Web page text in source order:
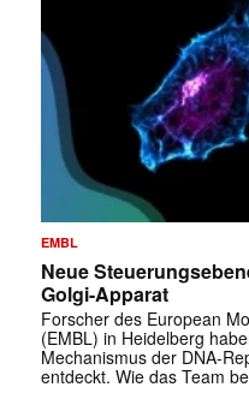
EMBL
Neue
Golgi-Apparat
Forscher des European
(EMBL) in Heidelberg
Mechanismus der DNA-
entdeckt. Wie das Team